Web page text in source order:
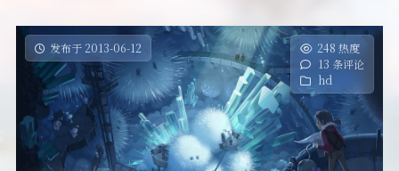
友情链接
留言板
关于
发布于 2013-06-12
248 热度
13 条评论
hd